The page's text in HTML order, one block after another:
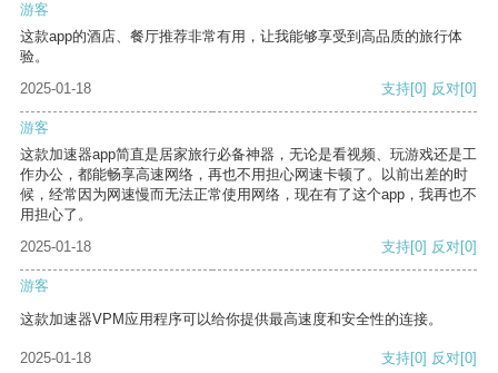
游客
这款app的酒店、餐厅推荐非常有用，让我能够享受到高品质的旅行体
验。
2025-01-18
支持[0] 反对[0]
游客
这款加速器app简直是居家旅行必备神器，无论是看视频、玩游戏还是工
作办公，都能畅享高速网络，再也不用担心网速卡顿了。以前出差的时
候，经常因为网速慢而无法正常使用网络，现在有了这个app，我再也不
用担心了。
2025-01-18
支持[0] 反对[0]
游客
这款加速器VPM应用程序可以给你提供最高速度和安全性的连接。
2025-01-18 支持[0] 反对[0]